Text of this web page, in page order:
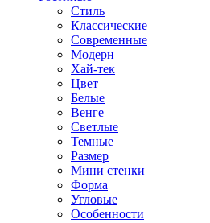
Стиль
Классические
Современные
Модерн
Хай-тек
Цвет
Белые
Венге
Светлые
Темные
Размер
Мини стенки
Форма
Угловые
Особенности